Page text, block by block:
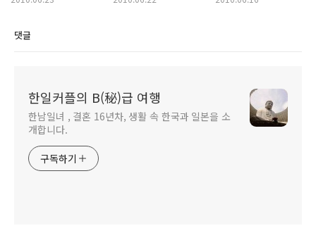
댓글
한일커플의 B(秘)급 여행
한남일녀 , 결혼 16년차, 생활 속 한국과 일본을 소
개합니다.
구독하기